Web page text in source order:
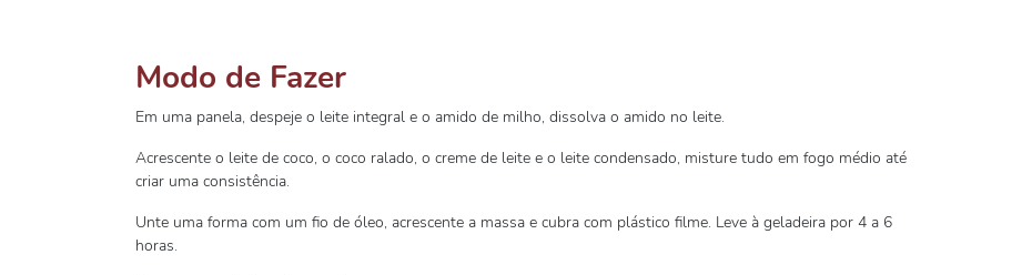
Modo de Fazer
Em uma panela, despeje o leite integral e o amido de milho, dissolva o amido no leite.
Acrescente o leite de coco, o coco ralado, o creme de leite e o leite condensado, misture tudo em fogo médio até
criar uma consistência.
Unte uma forma com um fio de óleo, acrescente a massa e cubra com plástico filme. Leve à geladeira por 4 a 6
horas.